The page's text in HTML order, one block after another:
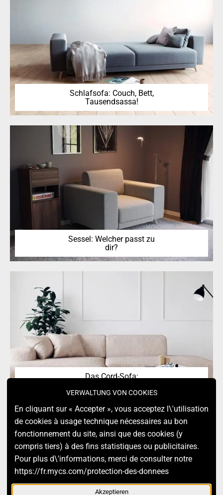
Schlafsofa: Couch, Bett,
Tausendsassa!
Sessel: Welcher passt zu
dir?
Das Cord-Sofa:
vielseitig
NACH OBEN
VERWALTUNG VON COOKIES
En cliquant sur « Accepter », vous acceptez l\'utilisation
de cookies à usage technique nécessaires au bon
fonctionnement du site, ainsi que des cookies (y
compris tiers) à des fins statistiques ou publicitaires.
Pour plus d\'informations, merci de consulter notre
https://fr.mycs.com/protection-des-donnees
Akzeptieren